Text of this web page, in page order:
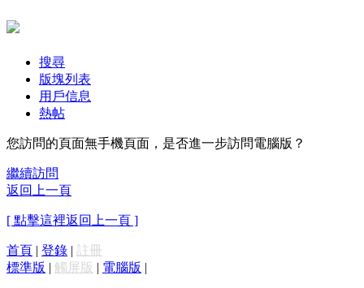
搜尋
版塊列表
用戶信息
熱帖
您訪問的頁面無手機頁面，是否進一步訪問電腦版？
繼續訪問
返回上一頁
[ 點擊這裡返回上一頁 ]
首頁 | 登錄 | 註冊
標準版 | 觸屏版 | 電腦版 |